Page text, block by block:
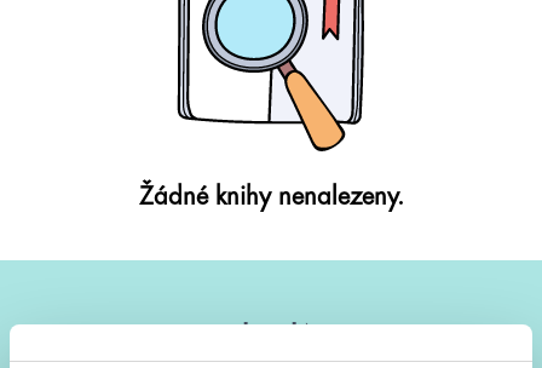
Žádné knihy nenalezeny.